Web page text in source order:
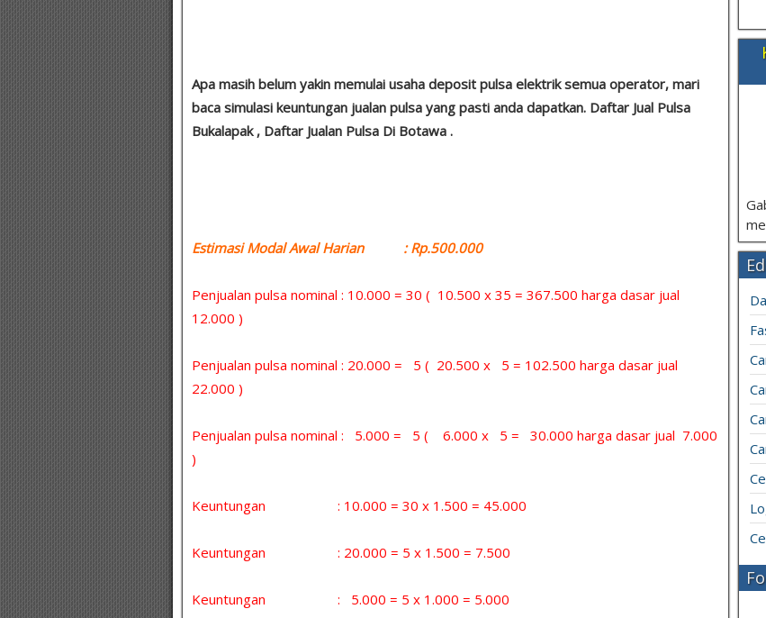
Apa masih belum yakin memulai usaha deposit pulsa elektrik semua operator, mari
baca simulasi keuntungan jualan pulsa yang pasti anda dapatkan. Daftar Jual Pulsa
Bukalapak , Daftar Jualan Pulsa Di Botawa .
Estimasi Modal Awal Harian : Rp.500.000
Penjualan pulsa nominal : 10.000 = 30 ( 10.500 x 35 = 367.500 harga dasar jual
12.000 )
Penjualan pulsa nominal : 20.000 = 5 ( 20.500 x 5 = 102.500 harga dasar jual
22.000 )
Penjualan pulsa nominal : 5.000 = 5 ( 6.000 x 5 = 30.000 harga dasar jual 7.000
)
Keuntungan : 10.000 = 30 x 1.500 = 45.000
Keuntungan : 20.000 = 5 x 1.500 = 7.500
Keuntungan : 5.000 = 5 x 1.000 = 5.000